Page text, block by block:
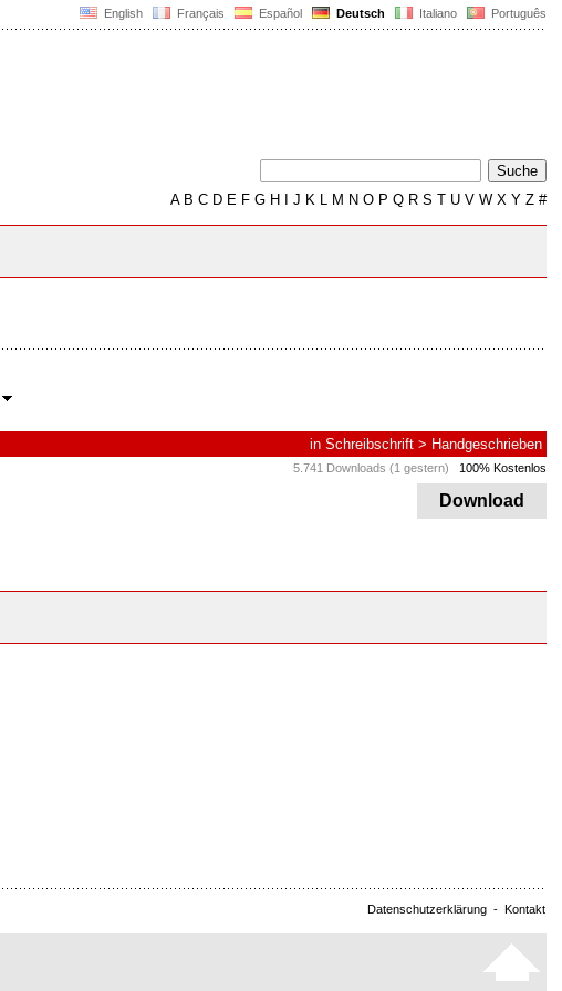
English Français Español Deutsch Italiano Português
AB C D E F G H J K L M N O P Q R S T U V W X Y Z #
in Schreibschrift > Handgeschrieben
5.741 Downloads (1 gestern) 100% Kostenlos
Download
Datenschutzerklärung - Kontakt